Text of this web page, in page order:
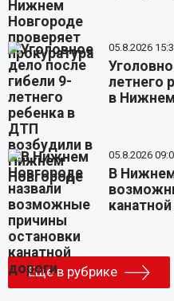
05.8.2026
летнего
в
05.8.2026
В
Еще в рубрике